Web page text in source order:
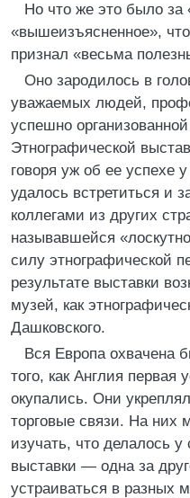
Но что же это было за
«вышеизъясненное»,
признал «весьма
Оно зародилось в
уважаемых людей,
успешно
Этнографической
говоря уж об ее успехе
удалось встретиться и
коллегами из других
называвшейся
силу этнографической
результате выставки
музей, как
Дашковского.
Вся Европа охвачена
того, как Англия первая
окупались. Они
торговые связи. На них
изучать, что делалось
выставки — одна за
устраиваться в разных